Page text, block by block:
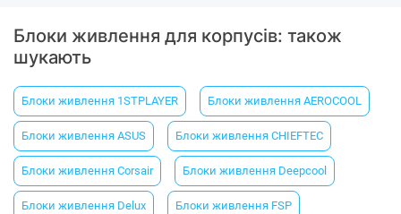
Блоки живлення для корпусів: також
шукають
Блоки живлення 1STPLAYER Блоки живлення AEROCOOL
Блоки живлення ASUS Блоки живлення CHIEFTEC
Блоки живлення Corsair Блоки живлення Deepcool
Блоки живлення Delux Блоки живлення FSP